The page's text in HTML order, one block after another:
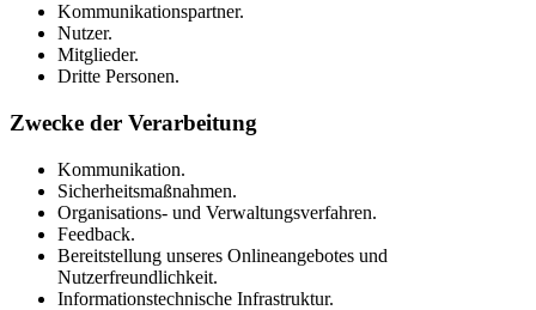
Kommunikationspartner.
Nutzer.
Mitglieder.
Dritte Personen.
Zwecke der Verarbeitung
Kommunikation.
Sicherheitsmaßnahmen.
Organisations- und Verwaltungsverfahren.
Feedback.
Bereitstellung unseres Onlineangebotes und
Nutzerfreundlichkeit.
Informationstechnische Infrastruktur.